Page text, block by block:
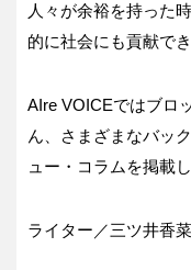
人々が余裕を持った
的に社会にも貢献で
AIre VOICEではブロ
ん、さまざまなバッ
ュー・コラムを掲載
ライター／三ツ井